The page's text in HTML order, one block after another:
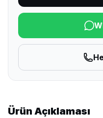
Ürün Açıklaması